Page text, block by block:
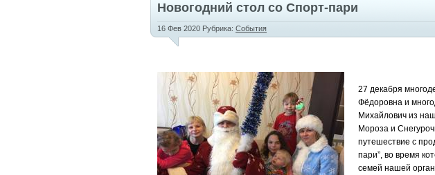
Новогодний стол со Спорт-пари
16 Фев 2020 Рубрика: События
27 декабря
Фёдоровна и
Михайлович из
Мороза и
путешествие с
пари”, во время
семей нашей